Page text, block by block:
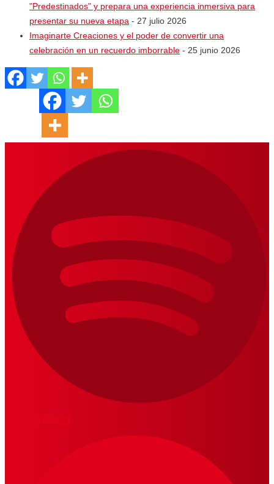
"Predestinados" y prepara una experiencia inmersiva para
presentar su nueva etapa - 27 julio 2026
Imaginarte Creaciones y el poder de convertir una
celebración en un recuerdo imborrable - 25 junio 2026